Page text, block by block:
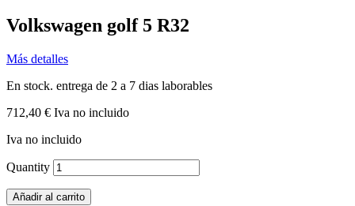
Volkswagen golf 5 R32
Más detalles
En stock. entrega de 2 a 7 dias laborables
712,40 € Iva no incluido
Iva no incluido
Quantity
Añadir al carrito